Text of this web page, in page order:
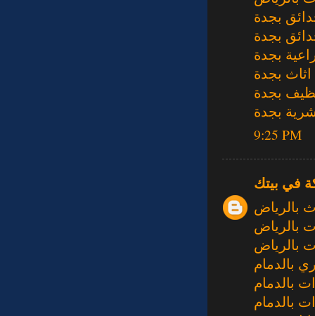
بجدة
بجدة
بجدة
بجدة
بجدة
بجدة
9:25 PM
في بيتك
بالرياض
بالرياض
بالرياض
بالدمام
بالدمام